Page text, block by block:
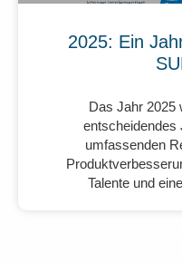
2025: Ein
Das Jahr 2025
entscheidendes
umfassenden
Talente und